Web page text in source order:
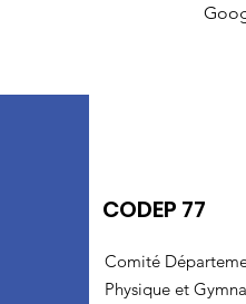
CODEP 77
Comité
Physique et